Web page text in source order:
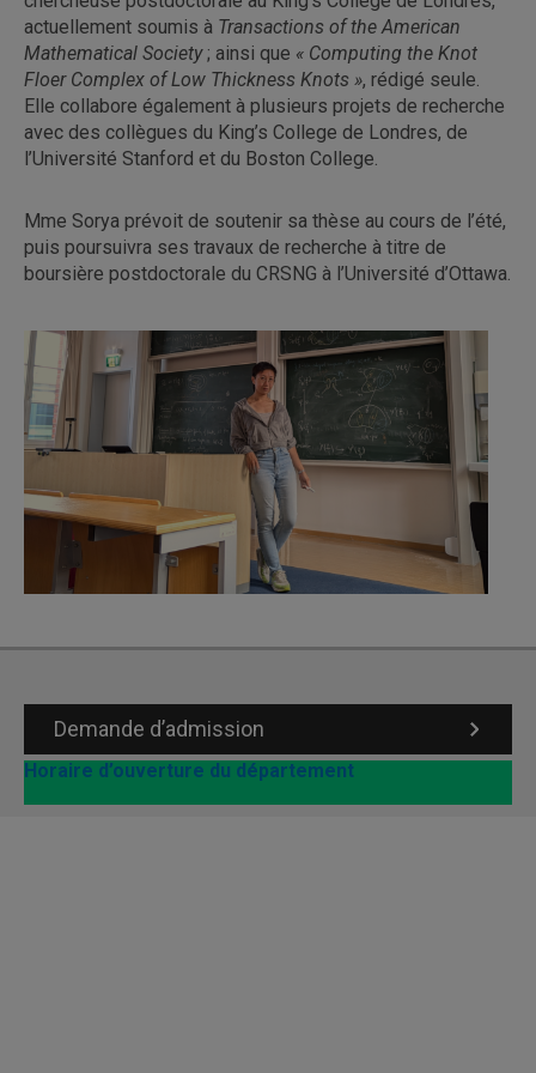
actuellement soumis à Transactions of the American
Mathematical Society; ainsi que « Computing the Knot
Floer Complex of Low Thickness Knots », rédigé seule.
Elle collabore également à plusieurs projets de recherche
avec des collègues du King’s College de Londres, de
l’Université Stanford et du Boston College.
Mme Sorya prévoit de soutenir sa thèse au cours de l’été,
puis poursuivra ses travaux de recherche à titre de
boursière postdoctorale du CRSNG à l’Université d’Ottawa.
Demande d’admission
Horaire d’ouverture du département